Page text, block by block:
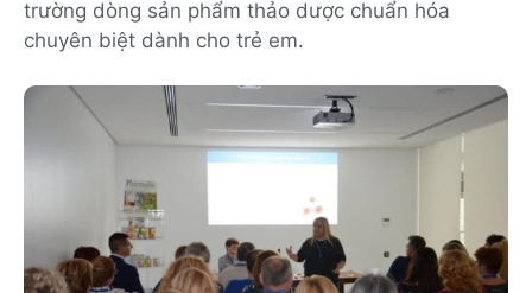
trường dòng sản phẩm thảo dược chuẩn hóa
chuyên biệt dành cho trẻ em.